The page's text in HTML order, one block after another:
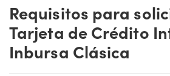
Requisitos para
Tarjeta de Crédito
Inbursa Clásica